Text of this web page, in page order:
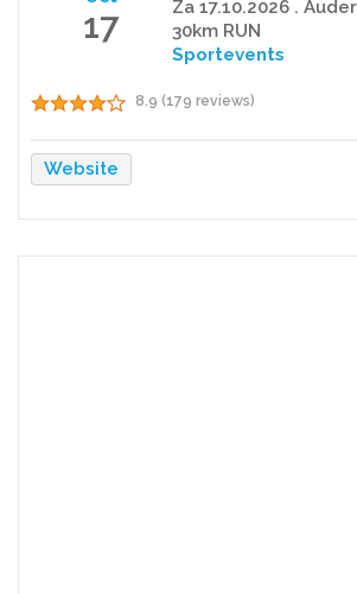
17
Za 17.10.2026 .
30km RUN
Sportevents
8.9 (179 reviews)
Website